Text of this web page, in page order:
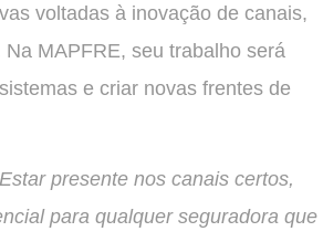
voltadas à inovação de canais,
MAPFRE, seu trabalho será
e criar novas frentes de
presente nos canais certos,
para qualquer seguradora que